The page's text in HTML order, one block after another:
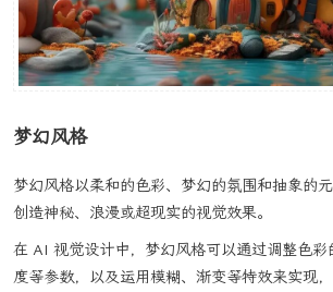
梦幻风格以柔和的色彩、梦幻的氛围和抽象的元
创造神秘、浪漫或超现实的视觉效果。
在 AI 视觉设计中，梦幻风格可以通过调整色